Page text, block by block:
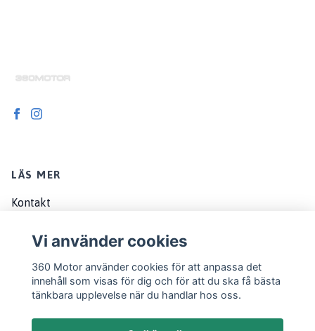
LÄS MER
Kontakt
Köpvillkor
EU customers
Vi använder cookies
360 Motor använder cookies för att anpassa det
innehåll som visas för dig och för att du ska få bästa
tänkbara upplevelse när du handlar hos oss.